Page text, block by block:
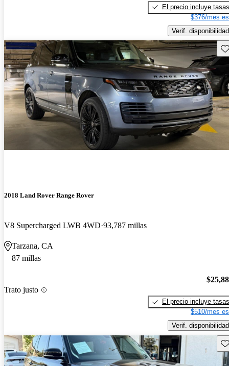
El precio incluye tasas
$376/mes
Verif. disponibilidad
2018 Land Rover Range Rover
V8 Supercharged LWB 4WD 93,787 millas
Tarzana, CA
87 millas
Trato justo
El precio incluye tasas
$510/mes
Verif. disponibilidad